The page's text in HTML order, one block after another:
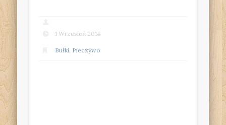
1 Wrzesień 2014
Bułki Pieczywo